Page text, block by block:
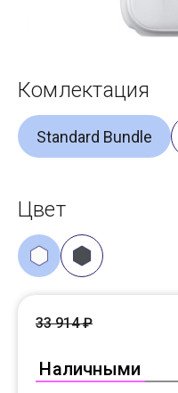
Trade-In
Комлектация
Standard Bundle
Цвет
Наличными
33 914 ₽